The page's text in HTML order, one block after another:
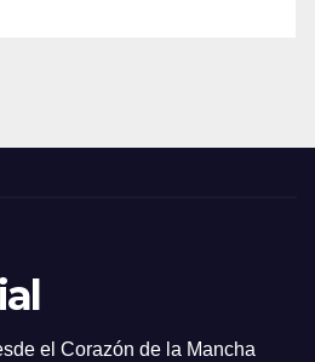
el Corazón de la Mancha